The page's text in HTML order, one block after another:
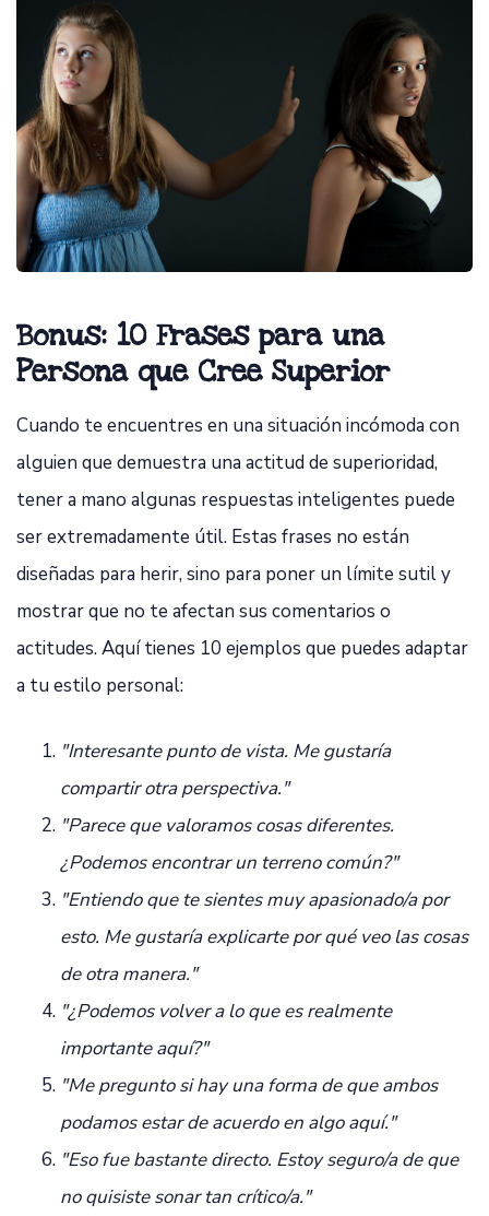
Bonus: 10 Frases para una
Persona que Cree Superior
Cuando te encuentres en una situación incómoda con
alguien que demuestra una actitud de superioridad,
tener a mano algunas respuestas inteligentes puede
ser extremadamente útil. Estas frases no están
diseñadas para herir, sino para poner un límite sutil y
mostrar que no te afectan sus comentarios o
actitudes. Aquí tienes 10 ejemplos que puedes adaptar
a tu estilo personal:
"Interesante punto de vista. Me gustaría
compartir otra perspectiva."
"Parece que valoramos cosas diferentes.
¿Podemos encontrar un terreno común?"
"Entiendo que te sientes muy apasionado/a por
esto. Me gustaría explicarte por qué veo las cosas
de otra manera."
"¿Podemos volver a lo que es realmente
importante aquí?"
"Me pregunto si hay una forma de que ambos
podamos estar de acuerdo en algo aquí."
"Eso fue bastante directo. Estoy seguro/a de que
no quisiste sonar tan crítico/a."